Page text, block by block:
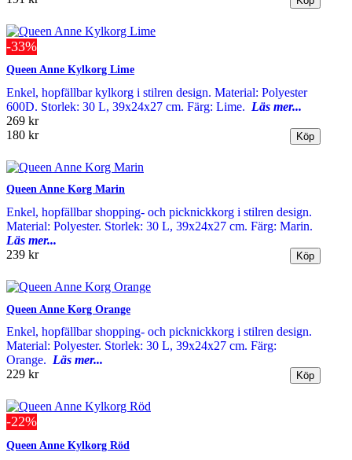
-33%
Queen Anne Kylkorg Lime
Enkel, hopfällbar kylkorg i stilren design. Material: Polyester
600D. Storlek: 30 L, 39x24x27 cm. Färg: Lime. Läs mer...
269 kr
180 kr
Queen Anne Korg Marin
Enkel, hopfällbar shopping- och picknickkorg i stilren design.
Material: Polyester. Storlek: 30 L, 39x24x27 cm. Färg: Marin.
Läs mer...
239 kr
Queen Anne Korg Orange
Enkel, hopfällbar shopping- och picknickkorg i stilren design.
Material: Polyester. Storlek: 30 L, 39x24x27 cm. Färg:
Orange. Läs mer...
229 kr
-22%
Queen Anne Kylkorg Röd